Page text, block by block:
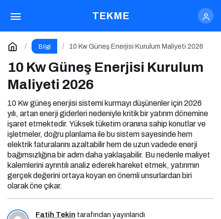
TEKME
Bilgi 10 Kw Güneş Enerjisi Kurulum Maliyeti 2026
10 Kw Güneş Enerjisi Kurulum
Maliyeti 2026
10 Kw güneş enerjisi sistemi kurmayı düşünenler için 2026
yılı, artan enerji giderleri nedeniyle kritik bir yatırım dönemine
işaret etmektedir. Yüksek tüketim oranına sahip konutlar ve
işletmeler, doğru planlama ile bu sistem sayesinde hem
elektrik faturalarını azaltabilir hem de uzun vadede enerji
bağımsızlığına bir adım daha yaklaşabilir. Bu nedenle maliyet
kalemlerini ayrıntılı analiz ederek hareket etmek, yatırımın
gerçek değerini ortaya koyan en önemli unsurlardan biri
olarak öne çıkar.
Fatih Tekin tarafından yayınlandı
10 Kw Güneş Enerjisi Kurulum Maliyeti 2026
Yorum Yap